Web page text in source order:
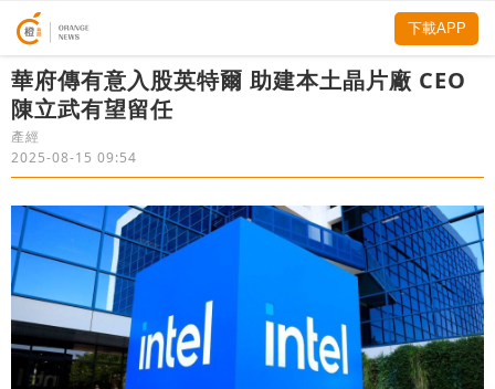
華府傳有意入股英特爾 助建本土晶片廠 CEO
陳立武有望留任
產經
2025-08-15 09:54
下載APP